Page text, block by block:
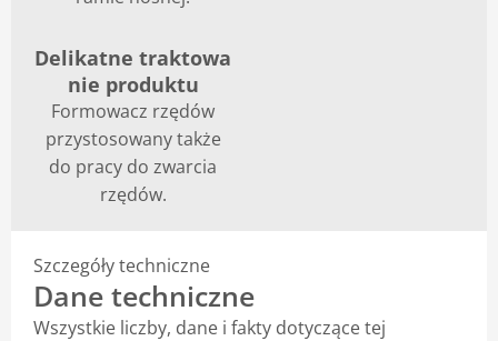
Delikatne traktowa
nie produktu
Formowacz rzędów
przystosowany także
do pracy do zwarcia
rzędów.
Szczegóły techniczne
Dane techniczne
Wszystkie liczby, dane i fakty dotyczące tej